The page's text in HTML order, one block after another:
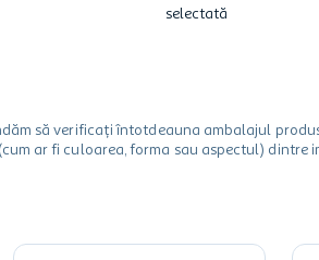
selectată
să verificați întotdeauna ambalajul
ar fi culoarea, forma sau aspectul) dintre